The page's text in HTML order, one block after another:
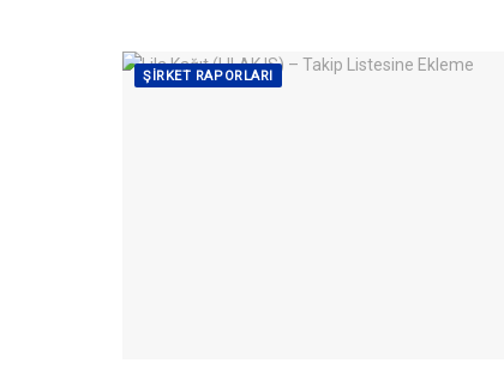
ŞIRKET RAPORLARI